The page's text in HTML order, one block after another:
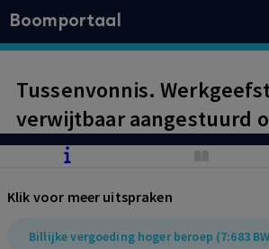
Boomportaal
Tussenvonnis.
verwijtbaar aangestuurd
beëindiging van het
verschuldigd.
de gelegenheid nadere
Klik voor meer uitspraken
Billijke vergoeding hoger beroep (7:683